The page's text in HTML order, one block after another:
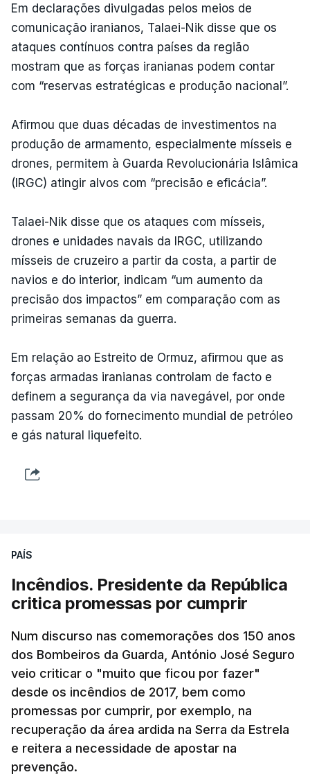
Em declarações divulgadas pelos meios de
comunicação iranianos, Talaei-Nik disse que os
ataques contínuos contra países da região
mostram que as forças iranianas podem contar
com “reservas estratégicas e produção nacional”.
Afirmou que duas décadas de investimentos na
produção de armamento, especialmente mísseis e
drones, permitem à Guarda Revolucionária Islâmica
(IRGC) atingir alvos com “precisão e eficácia”.
Talaei-Nik disse que os ataques com mísseis,
drones e unidades navais da IRGC, utilizando
mísseis de cruzeiro a partir da costa, a partir de
navios e do interior, indicam “um aumento da
precisão dos impactos” em comparação com as
primeiras semanas da guerra.
Em relação ao Estreito de Ormuz, afirmou que as
forças armadas iranianas controlam de facto e
definem a segurança da via navegável, por onde
passam 20% do fornecimento mundial de petróleo
e gás natural liquefeito.
PAÍS
Incêndios. Presidente da República
critica promessas por cumprir
Num discurso nas comemorações dos 150 anos
dos Bombeiros da Guarda, António José Seguro
veio criticar o "muito que ficou por fazer"
desde os incêndios de 2017, bem como
promessas por cumprir, por exemplo, na
recuperação da área ardida na Serra da Estrela
e reitera a necessidade de apostar na
prevenção.